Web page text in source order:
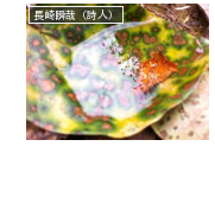
長崎瞬哉（詩人）